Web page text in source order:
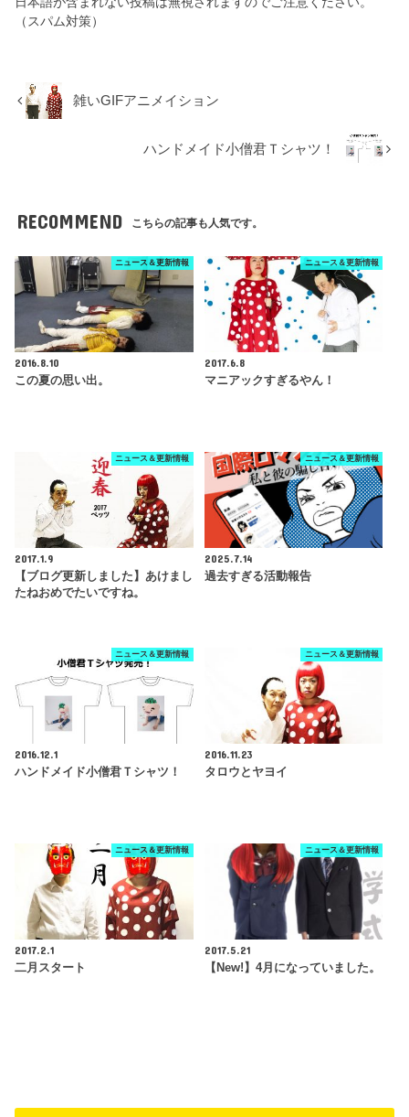
（スパム対策）
雑いGIFアニメイション
ハンドメイド小僧君Ｔシャツ！
RECOMMEND こちらの記事も人気です。
ニュース＆更新情報
2016.8.10
この夏の思い出。
ニュース＆更新情報
2017.6.8
マニアックすぎるやん！
ニュース＆更新情報
2017.1.9
【ブログ更新しました】あけまし
たねおめでたいですね。
ニュース＆更新情報
2025.7.14
過去すぎる活動報告
ニュース＆更新情報
2016.12.1
ハンドメイド小僧君Ｔシャツ！
ニュース＆更新情報
2016.11.23
タロウとヤヨイ
ニュース＆更新情報
2017.2.1
二月スタート
ニュース＆更新情報
2017.5.21
【New!】4月になっていました。